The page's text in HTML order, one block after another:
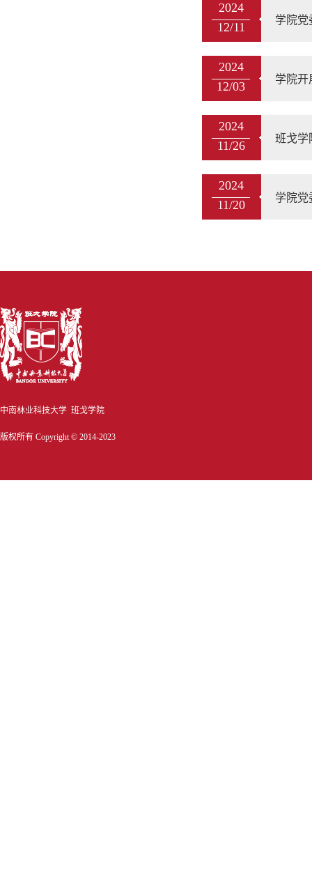
2024
12/11
学院党
2024
12/03
学院开
2024
11/26
班戈学
2024
11/20
学院党
中南林业科技大学 班戈学院
版权所有 Copyright © 2014-2023